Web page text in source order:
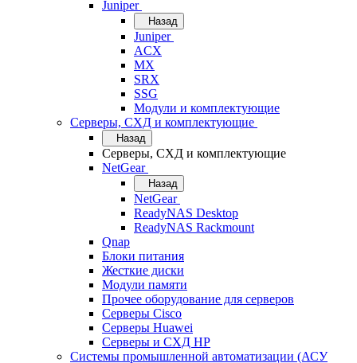
Juniper
Назад
Juniper
ACX
MX
SRX
SSG
Модули и комплектующие
Серверы, СХД и комплектующие
Назад
Серверы, СХД и комплектующие
NetGear
Назад
NetGear
ReadyNAS Desktop
ReadyNAS Rackmount
Qnap
Блоки питания
Жесткие диски
Модули памяти
Прочее оборудование для серверов
Серверы Cisco
Серверы Huawei
Серверы и СХД HP
Системы промышленной автоматизации (АСУ